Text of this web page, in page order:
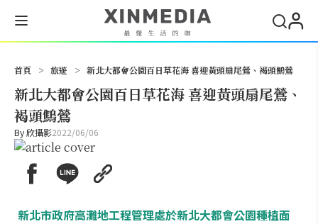
首頁 > 旅遊 > 新北大都會公園百日草花海 喜迎黃頭扇尾鶯、褐頭鷦鶯
新北大都會公園百日草花海 喜迎黃頭扇尾鶯、
褐頭鷦鶯
By欣攝影2022/06/06
新北市政府高灘地工程管理處於新北大都會公園種植面